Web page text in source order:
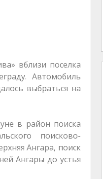
вблизи поселка
Автомобиль
выбраться на
в район поиска
поисково-
Ангара, поиск
Ангары до устья